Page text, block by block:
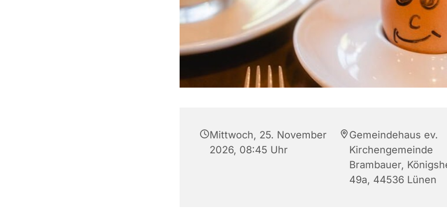
Mittwoch, 25. November
2026, 08:45 Uhr
Gemeindehaus ev.
Kirchengemeinde
Brambauer,
49a, 44536 Lünen